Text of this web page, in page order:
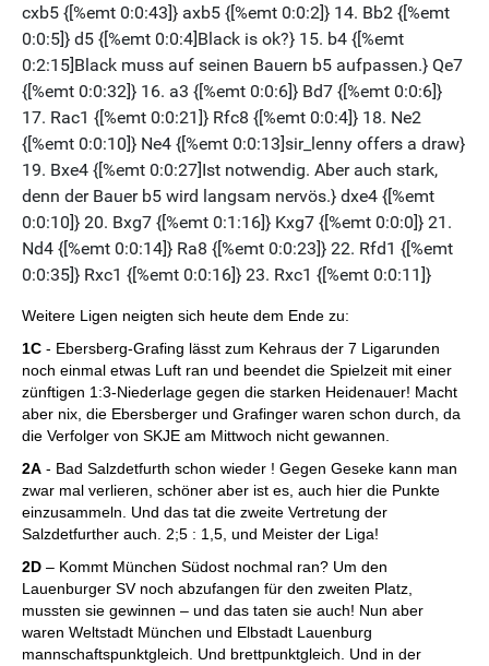
Weitere Ligen neigten sich heute dem Ende zu:
1C - Ebersberg-Grafing lässt zum Kehraus der 7 Ligarunden
noch einmal etwas Luft ran und beendet die Spielzeit mit einer
zünftigen 1:3-Niederlage gegen die starken Heidenauer! Macht
aber nix, die Ebersberger und Grafinger waren schon durch, da
die Verfolger von SKJE am Mittwoch nicht gewannen.
2A - Bad Salzdetfurth schon wieder ! Gegen Geseke kann man
zwar mal verlieren, schöner aber ist es, auch hier die Punkte
einzusammeln. Und das tat die zweite Vertretung der
Salzdetfurther auch. 2;5 : 1,5, und Meister der Liga!
2D – Kommt München Südost nochmal ran? Um den
Lauenburger SV noch abzufangen für den zweiten Platz,
mussten sie gewinnen – und das taten sie auch! Nun aber
waren Weltstadt München und Elbstadt Lauenburg
mannschaftspunktgleich. Und brettpunktgleich. Und in der